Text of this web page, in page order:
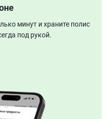
минут и храните полис
под рукой.